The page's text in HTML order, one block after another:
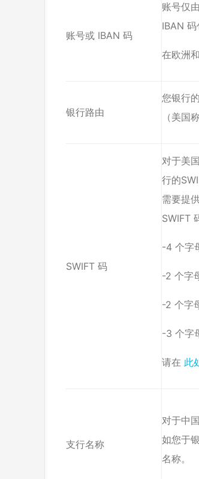
账号或 IBAN 码
账号仅
IBAN
在欧洲
银行路由
您银行
（美国
SWIFT 码
对于美
行的
需要提
SWIFT
-4 个字
-2 个字
-2 个字
-3 个字
请在 此
支行名称
对于中
如您于
名称。